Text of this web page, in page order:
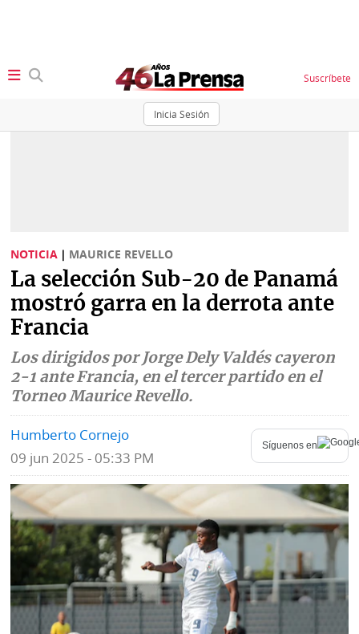
Inicia Sesión
Suscríbete
Sociedad
Judiciales
Política
Economía
Mundo
Deportes
Tecnología
la
Firma
Status
K
Opinión
Blogs
Fotografías
Videos
de
erratas
Historias
NOTICIA | MAURICE REVELLO
La selección Sub-20 de Panamá
mostró garra en la derrota ante
Francia
Los dirigidos por Jorge Dely Valdés cayeron
2-1 ante Francia, en el tercer partido en el
Torneo Maurice Revello.
Humberto Cornejo
09 jun 2025 - 05:33 PM
Síguenos en